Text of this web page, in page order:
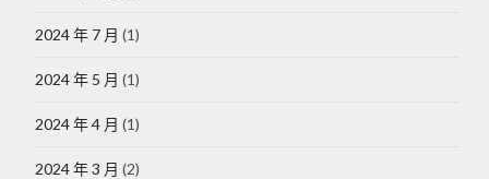
2024 年 7 月 (1)
2024 年 5 月 (1)
2024 年 4 月 (1)
2024 年 3 月 (2)